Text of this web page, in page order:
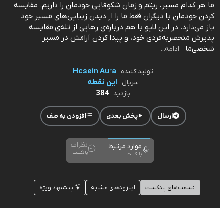
ما هر کدام مسیر، ریتم و زمان شکوفایی خودمان را داریم. مقایسه
کردن خودمان با دیگران فقط ما را از دیدن زیبایی‌های مسیر خود
باز می‌دارد. در این لایو با هم درباره‌ی رهایی از تله‌ی مقایسه،
پذیرش منحصر‌به‌فردی خود، و پیدا کردن آرامش در مسیر
شخصی‌ما
ادامه...
تولید کننده : Hosein Aura
سریال : این نقطه
بازدید : 384
ارسال پخش بعدی افزودن به صف
موارد مرتبط
پادکست
نظرات
پادکست
قسمت‌های پادکست اپیزودهای مشابه پیشنهاد ویژه